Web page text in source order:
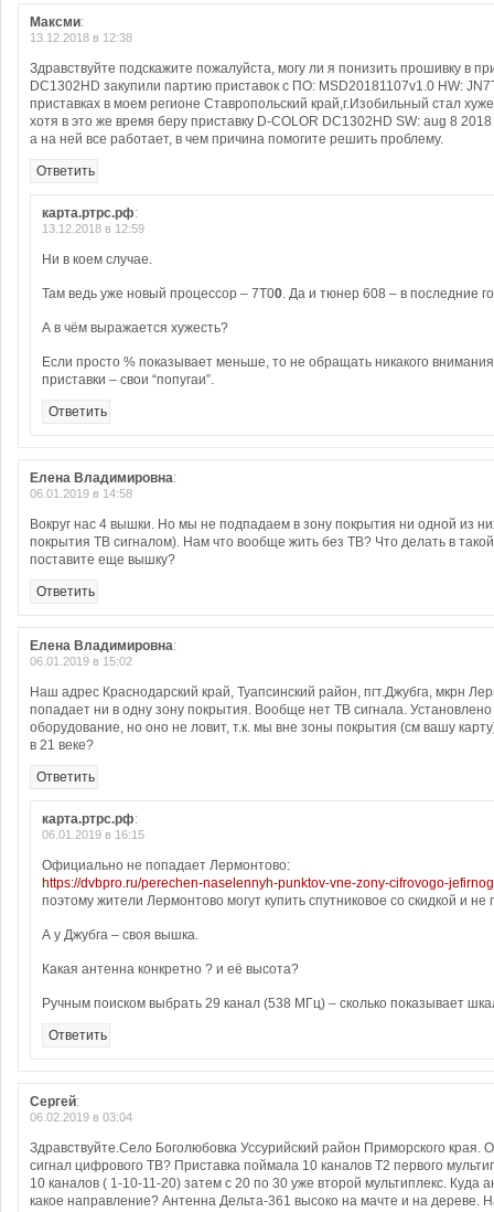
Максми:
13.12.2018 в 12:38
Здравствуйте подскажите пожалуйста, могу ли я понизить прошивку в
DC1302HD закупили партию приставок с ПО: MSD20181107v1.0 HW:
приставках в моем регионе Ставропольский край,г.Изобильный стал
хотя в это же время беру приставку D-COLOR DC1302HD SW: aug 8
а на ней все работает, в чем причина помогите решить проблему.
Ответить
карта.ртрс.рф:
13.12.2018 в 12:59
Ни в коем случае.
Там ведь уже новый процессор – 7T00. Да и тюнер 608 – в последние
А в чём выражается хужесть?
Если просто % показывает меньше, то не обращать никакого
приставки – свои “попугаи”.
Ответить
Елена Владимировна:
06.01.2019 в 14:58
Вокруг нас 4 вышки. Но мы не подпадаем в зону покрытия ни одной из
покрытия ТВ сигналом). Нам что вообще жить без ТВ? Что делать в
поставите еще вышку?
Ответить
Елена Владимировна:
06.01.2019 в 15:02
Наш адрес Краснодарский край, Туапсинский район, пгт.Джубга, мкрн
попадает ни в одну зону покрытия. Вообще нет ТВ сигнала.
оборудование, но оно не ловит, т.к. мы вне зоны покрытия (см вашу
в 21 веке?
Ответить
карта.ртрс.рф:
06.01.2019 в 16:15
Официально не попадает Лермонтово:
https://dvbpro.ru/perechen-naselennyh-punktov-vne-zony-cifrovogo-
поэтому жители Лермонтово могут купить спутниковое со скидкой и не
А у Джубга – своя вышка.
Какая антенна конкретно ? и её высота?
Ручным поиском выбрать 29 канал (538 МГц) – сколько показывает
Ответить
Сергей:
06.02.2019 в 03:04
Здравствуйте.Село Боголюбовка Уссурийский район Приморского края.
сигнал цифрового ТВ? Приставка поймала 10 каналов Т2 первого
10 каналов ( 1-10-11-20) затем с 20 по 30 уже второй мультиплекс. Куда
какое направление? Антенна Дельта-361 высоко на мачте и на дереве.